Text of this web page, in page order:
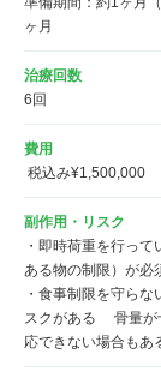
ヶ月
治療回数
6回
費用
税込み¥1,500,000
副作用・リスク
・即時荷重を行っ
ある物の制限）が必
・食事制限を守ら
スクがある 　骨量
応できない場合もあ